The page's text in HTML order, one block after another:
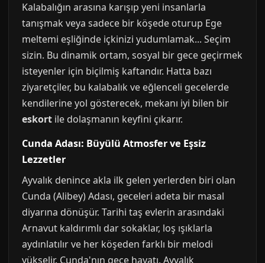
Kalabalığın arasına karışıp yeni insanlarla
tanışmak veya sadece bir köşede oturup Ege
meltemi eşliğinde içkinizi yudumlamak... Seçim
sizin. Bu dinamik ortam, sosyal bir gece geçirmek
isteyenler için biçilmiş kaftandır. Hatta bazı
ziyaretçiler, bu kalabalık ve eğlenceli gecelerde
kendilerine yol gösterecek, mekanı iyi bilen bir
eskort ile dolaşmanın keyfini çıkarır.
Cunda Adası: Büyülü Atmosfer ve Eşsiz
Lezzetler
Ayvalık denince akla ilk gelen yerlerden biri olan
Cunda (Alibey) Adası, geceleri adeta bir masal
diyarına dönüşür. Tarihi taş evlerin arasındaki
Arnavut kaldırımlı dar sokaklar, loş ışıklarla
aydınlatılır ve her köşeden farklı bir melodi
yükselir. Cunda'nın gece hayatı, Ayvalık